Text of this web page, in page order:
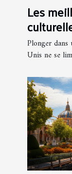
Les
lors
USA
Plonger
Unis ne se